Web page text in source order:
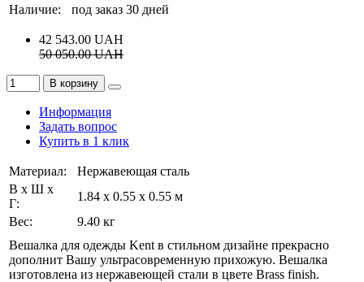
Наличие:
под заказ 30 дней
42 543.00 UAH
50 050.00UAH
В корзину
Информация
Задать вопрос
Купить в 1 клик
Материал:
Нержавеющая сталь
В х Ш х
Г:
1.84 x 0.55 x 0.55 м
Вес:
9.40 кг
Вешалка для одежды Kent в стильном дизайне прекрасно
дополнит Вашу ультрасовременную прихожую. Вешалка
изготовлена из нержавеющей стали в цвете Brass finish.